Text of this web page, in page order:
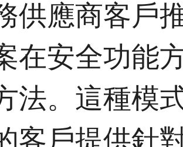
供應商客戶
在安全功能
法。這種模
客戶提供針